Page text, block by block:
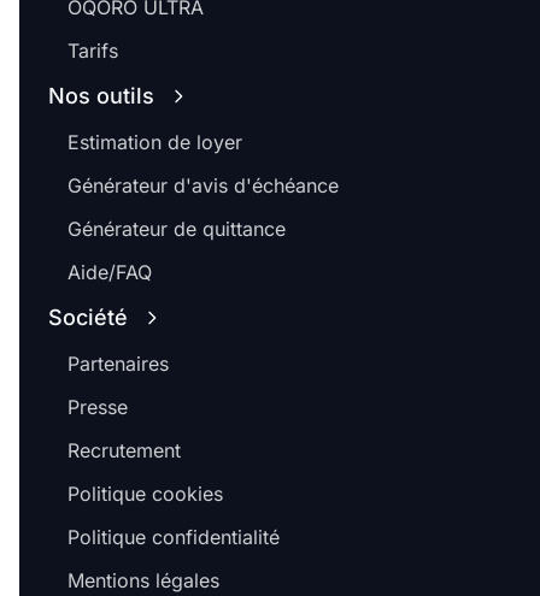
OQORO ULTRA
Tarifs
Nos outils
Estimation de loyer
Générateur d'avis d'échéance
Générateur de quittance
Aide/FAQ
Société
Partenaires
Presse
Recrutement
Politique cookies
Politique confidentialité
Mentions légales